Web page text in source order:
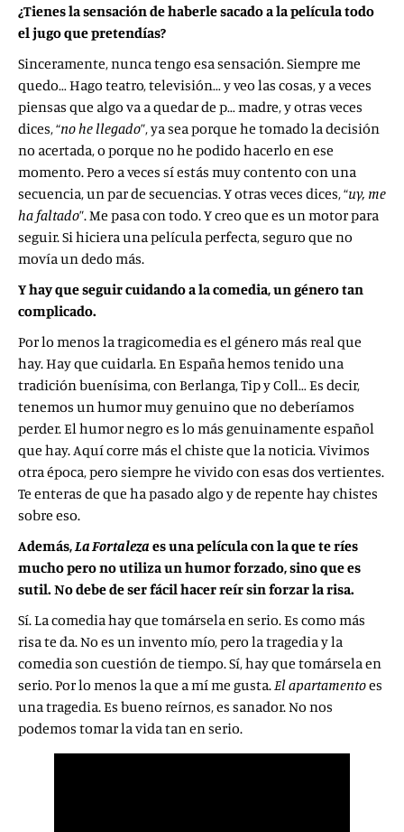
¿Tienes la sensación de haberle sacado a la película todo
el jugo que pretendías?
Sinceramente, nunca tengo esa sensación. Siempre me
quedo… Hago teatro, televisión… y veo las cosas, y a veces
piensas que algo va a quedar de p… madre, y otras veces
dices, “no he llegado”, ya sea porque he tomado la decisión
no acertada, o porque no he podido hacerlo en ese
momento. Pero a veces sí estás muy contento con una
secuencia, un par de secuencias. Y otras veces dices, “uy, me
ha faltado”. Me pasa con todo. Y creo que es un motor para
seguir. Si hiciera una película perfecta, seguro que no
movía un dedo más.
Y hay que seguir cuidando a la comedia, un género tan
complicado.
Por lo menos la tragicomedia es el género más real que
hay. Hay que cuidarla. En España hemos tenido una
tradición buenísima, con Berlanga, Tip y Coll… Es decir,
tenemos un humor muy genuino que no deberíamos
perder. El humor negro es lo más genuinamente español
que hay. Aquí corre más el chiste que la noticia. Vivimos
otra época, pero siempre he vivido con esas dos vertientes.
Te enteras de que ha pasado algo y de repente hay chistes
sobre eso.
Además,La Fortaleza es una película con la que te ríes
mucho pero no utiliza un humor forzado, sino que es
sutil. No debe de ser fácil hacer reír sin forzar la risa.
Sí. La comedia hay que tomársela en serio. Es como más
risa te da. No es un invento mío, pero la tragedia y la
comedia son cuestión de tiempo. Sí, hay que tomársela en
serio. Por lo menos la que a mí me gusta.El apartamentoes
una tragedia. Es bueno reírnos, es sanador. No nos
podemos tomar la vida tan en serio.